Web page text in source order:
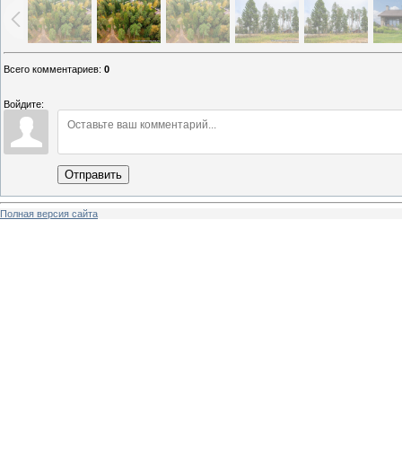
Всего комментариев: 0
Войдите:
Отправить
Полная версия сайта